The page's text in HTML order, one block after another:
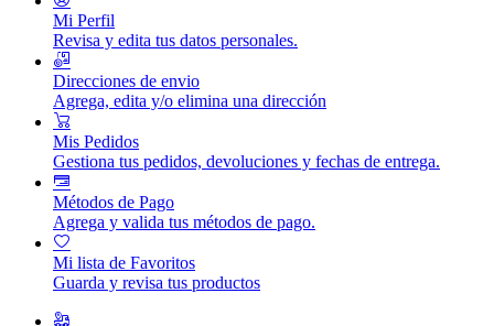
Mi Perfil
Revisa y edita tus datos personales.
Direcciones de envio
Agrega, edita y/o elimina una dirección
Mis Pedidos
Gestiona tus pedidos, devoluciones y fechas de entrega.
Métodos de Pago
Agrega y valida tus métodos de pago.
Mi lista de Favoritos
Guarda y revisa tus productos